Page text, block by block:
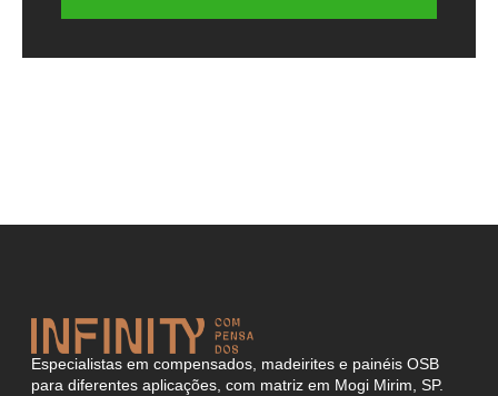
Especialistas em compensados, madeirites e painéis OSB
para diferentes aplicações, com matriz em Mogi Mirim, SP.